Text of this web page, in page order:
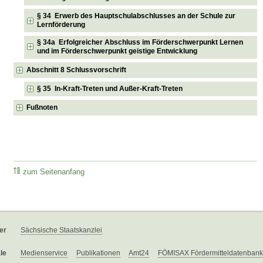
§ 34 Erwerb des Hauptschulabschlusses an der Schule zur
Lernförderung
§ 34a Erfolgreicher Abschluss im Förderschwerpunkt Lernen
und im Förderschwerpunkt geistige Entwicklung
Abschnitt 8 Schlussvorschrift
§ 35 In-Kraft-Treten und Außer-Kraft-Treten
Fußnoten
zum Seitenanfang
Sächsische Staatskanzlei
Medienservice Publikationen Amt24 FÖMISAX Fördermitteldatenbank